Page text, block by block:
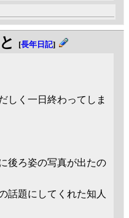
[長年日記]
しく一日終わってしま
後ろ姿の写真が出たの
話題にしてくれた知人